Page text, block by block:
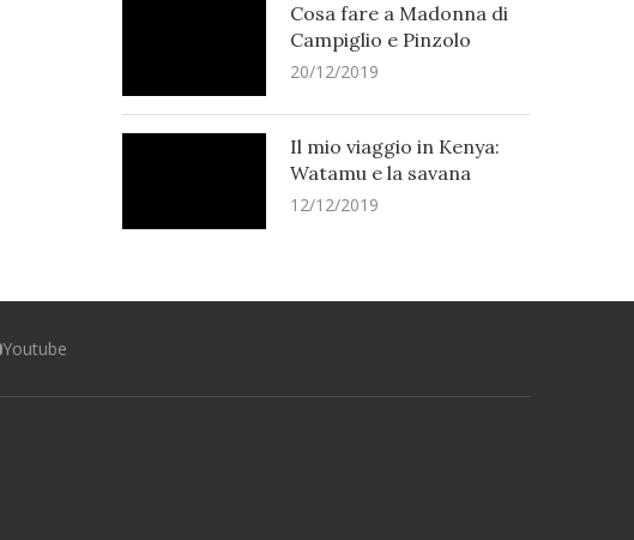
Cosa fare a Madonna di
Campiglio e Pinzolo
20/12/2019
Il mio viaggio in Kenya:
Watamu e la savana
12/12/2019
Youtube